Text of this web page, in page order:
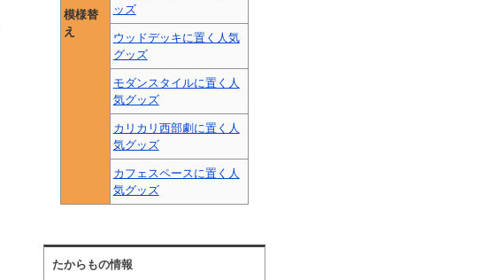
模様替
え
ッズ
ウッドデッキに置く人気
グッズ
モダンスタイルに置く人
気グッズ
カリカリ西部劇に置く人
気グッズ
カフェスペースに置く人
気グッズ
たからもの情報